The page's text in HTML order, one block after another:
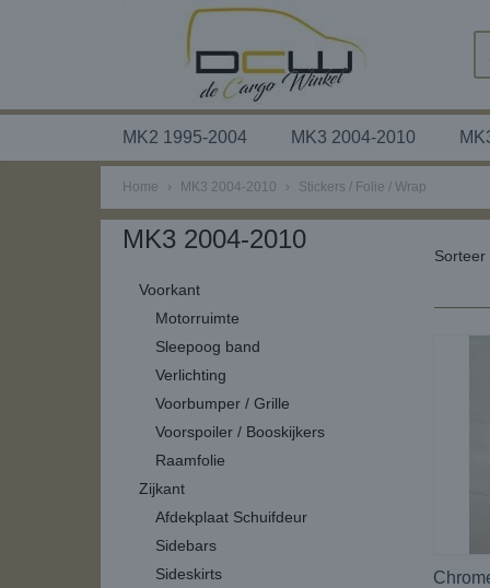
MK2 1995-2004 MK3 2004-2010
Home › MK3 2004-2010 › Stickers / Folie / Wrap
MK3 2004-2010
Voorkant
Motorruimte
Sleepoog band
Verlichting
Voorbumper / Grille
Voorspoiler / Booskijkers
Raamfolie
Zijkant
Afdekplaat Schuifdeur
Sidebars
Sideskirts